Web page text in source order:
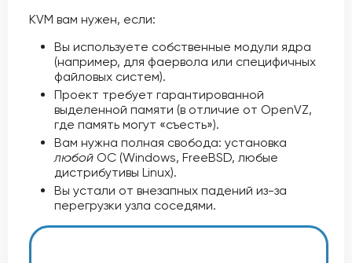
KVM вам нужен, если:
Вы используете собственные модули ядра
(например, для фаервола или специфичных
файловых систем).
Проект требует гарантированной
выделенной памяти (в отличие от OpenVZ,
где память могут «съесть»).
Вам нужна полная свобода: установка
любой ОС (Windows, FreeBSD, любые
дистрибутивы Linux).
Вы устали от внезапных падений из-за
перегрузки узла соседями.